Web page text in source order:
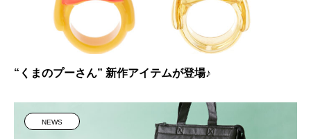
“くまのプーさん” 新作アイテムが登場♪
NEWS